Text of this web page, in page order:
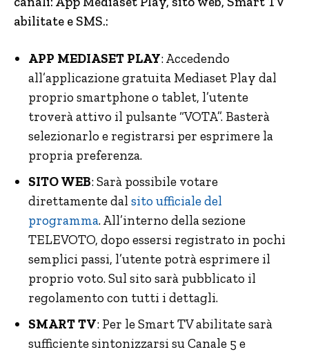
abilitate e SMS.:
APP MEDIASET PLAY: Accedendo
all’applicazione gratuita Mediaset Play dal
proprio smartphone o tablet, l’utente
troverà attivo il pulsante “VOTA”. Basterà
selezionarlo e registrarsi per esprimere la
propria preferenza.
SITO WEB: Sarà possibile votare
direttamente dal sito ufficiale del
programma. All’interno della sezione
TELEVOTO, dopo essersi registrato in pochi
semplici passi, l’utente potrà esprimere il
proprio voto. Sul sito sarà pubblicato il
regolamento con tutti i dettagli.
SMART TV: Per le Smart TV abilitate sarà
sufficiente sintonizzarsi su Canale 5 e